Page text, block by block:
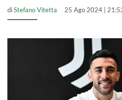
diStefano Vitetta 25 Ago 2024 |